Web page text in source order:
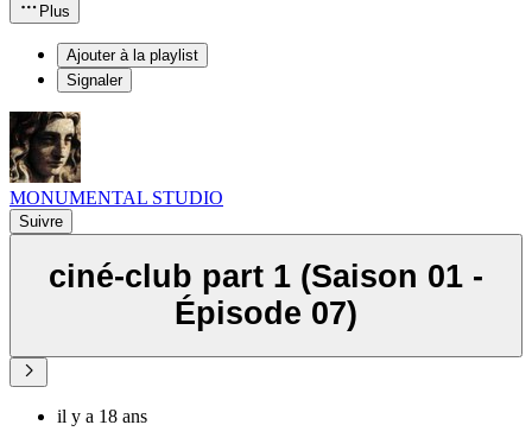
Plus
Ajouter à la playlist
Signaler
MONUMENTAL STUDIO
Suivre
ciné-club part 1 (Saison 01 -
Épisode 07)
il y a 18 ans